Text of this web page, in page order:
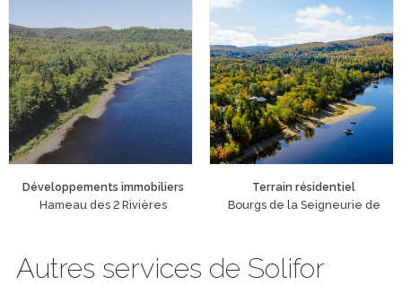
Gestionnaires de biens immobiliers Bord de lac
Bord de rivière Chalet à vendre Terrains à vendre
Développements immobiliers
Hameau des 2 Rivières
Terrain résidentiel
Bourgs de la Seigneurie de
Autres services de Solifor